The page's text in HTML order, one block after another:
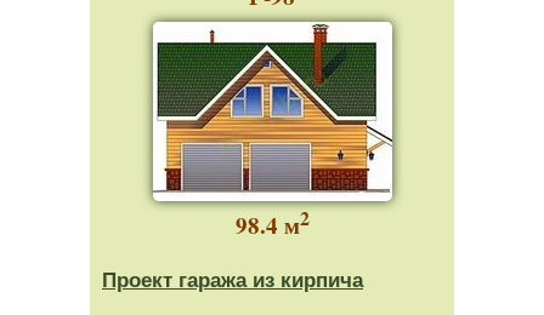
98.4 м2
Проект гаража из кирпича